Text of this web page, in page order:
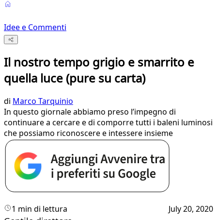
Idee e Commenti
Il nostro tempo grigio e smarrito e
quella luce (pure su carta)
di Marco Tarquinio
In questo giornale abbiamo preso l’impegno di
continuare a cercare e di comporre tutti i baleni luminosi
che possiamo riconoscere e intessere insieme
1 min di lettura July 20, 2020